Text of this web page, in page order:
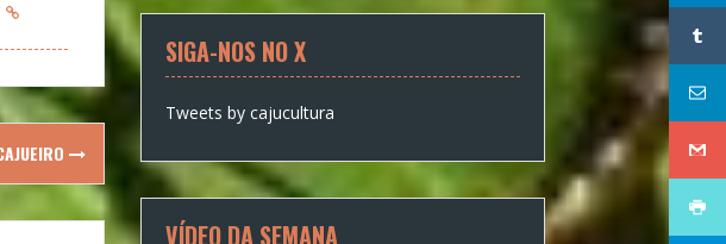
SIGA-NOS NO X
Tweets by cajucultura
VÍDEO DA SEMANA